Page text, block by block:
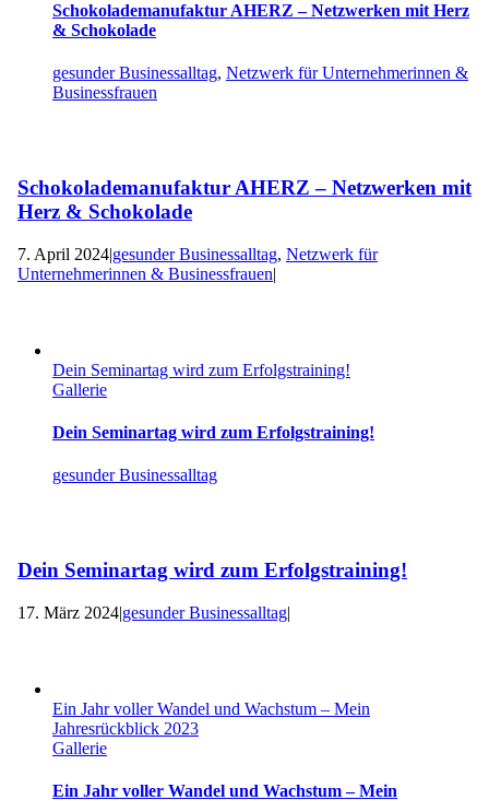
Schokolademanufaktur AHERZ – Netzwerken mit Herz
& Schokolade
gesunder Businessalltag, Netzwerk für Unternehmerinnen &
Businessfrauen
Schokolademanufaktur AHERZ – Netzwerken mit
Herz & Schokolade
7. April 2024|gesunder Businessalltag, Netzwerk für
Unternehmerinnen & Businessfrauen|
Dein Seminartag wird zum Erfolgstraining!
Gallerie
Dein Seminartag wird zum Erfolgstraining!
gesunder Businessalltag
Dein Seminartag wird zum Erfolgstraining!
17. März 2024|gesunder Businessalltag|
Ein Jahr voller Wandel und Wachstum – Mein
Jahresrückblick 2023
Gallerie
Ein Jahr voller Wandel und Wachstum – Mein